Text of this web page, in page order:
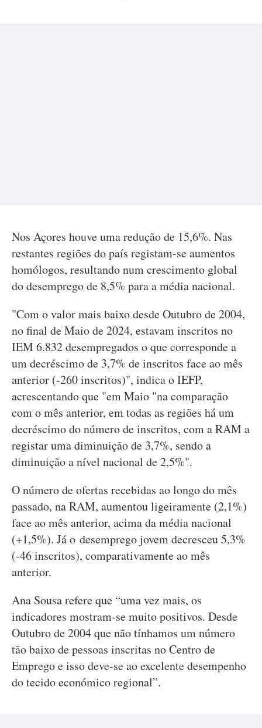
Nos Açores houve uma redução de 15,6%. Nas
restantes regiões do país registam-se aumentos
homólogos, resultando num crescimento global
do desemprego de 8,5% para a média nacional.
"Com o valor mais baixo desde Outubro de 2004,
no final de Maio de 2024, estavam inscritos no
IEM 6.832 desempregados o que corresponde a
um decréscimo de 3,7% de inscritos face ao mês
anterior (-260 inscritos)", indica o IEFP,
acrescentando que "em Maio "na comparação
com o mês anterior, em todas as regiões há um
decréscimo do número de inscritos, com a RAM a
registar uma diminuição de 3,7%, sendo a
diminuição a nível nacional de 2,5%".
O número de ofertas recebidas ao longo do mês
passado, na RAM, aumentou ligeiramente (2,1%)
face ao mês anterior, acima da média nacional
(+1,5%). Já o desemprego jovem decresceu 5,3%
(-46 inscritos), comparativamente ao mês
anterior.
Ana Sousa refere que “uma vez mais, os
indicadores mostram-se muito positivos. Desde
Outubro de 2004 que não tínhamos um número
tão baixo de pessoas inscritas no Centro de
Emprego e isso deve-se ao excelente desempenho
do tecido económico regional”.